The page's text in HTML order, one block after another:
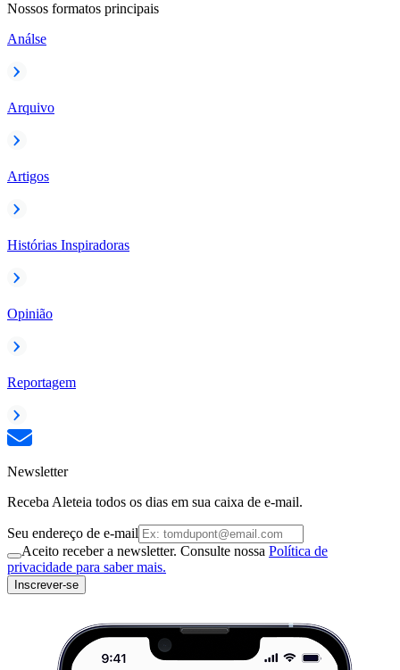
Nossos formatos principais
Análse
Arquivo
Artigos
Histórias Inspiradoras
Opinião
Reportagem
Newsletter
Receba Aleteia todos os dias em sua caixa de e-mail.
Seu endereço de e-mail
Aceito receber a newsletter. Consulte nossa Política de
privacidade para saber mais.
Inscrever-se